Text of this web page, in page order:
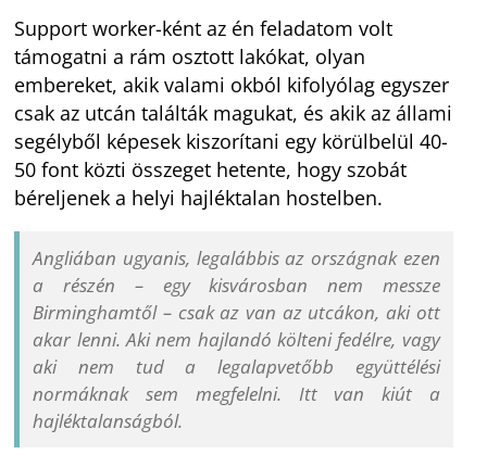
Support worker-ként az én feladatom volt
támogatni a rám osztott lakókat, olyan
embereket, akik valami okból kifolyólag egyszer
csak az utcán találták magukat, és akik az állami
segélyből képesek kiszorítani egy körülbelül 40-
50 font közti összeget hetente, hogy szobát
béreljenek a helyi hajléktalan hostelben.
Angliában ugyanis, legalábbis az országnak ezen
a részén – egy kisvárosban nem messze
Birminghamtől – csak az van az utcákon, aki ott
akar lenni. Aki nem hajlandó költeni fedélre, vagy
aki nem tud a legalapvetőbb együttélési
normáknak sem megfelelni. Itt van kiút a
hajléktalanságból.